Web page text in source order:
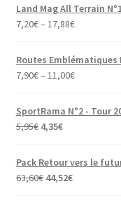
Land Mag All Terrain N°1
7,20€– 17,88€
Routes Emblématiques
7,90€– 11,00€
SportRama N°2 - Tour
5,95€ Le
initial
était :
5,95€.
4,35€Le
est :
Pack Retour vers le
63,60€ Le
44,52€Le